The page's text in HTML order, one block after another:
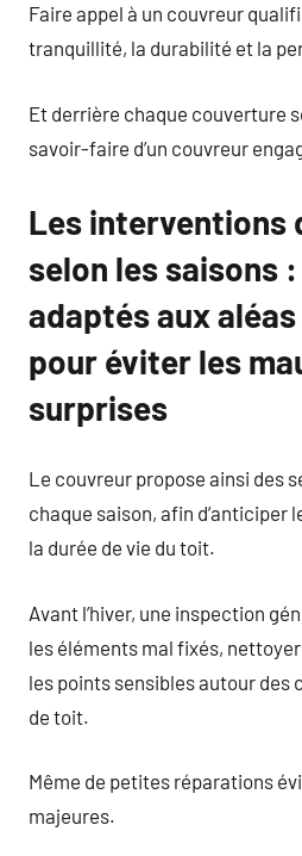
Faire appel à un couvreur
tranquillité, la durabilité et la
Et derrière chaque couverture
savoir-faire d’un couvreur
Les interventions
selon les saisons
adaptés aux
pour éviter les
surprises
Le couvreur propose ainsi des
chaque saison, afin d’anticiper
la durée de vie du toit.
Avant l’hiver, une inspection
les éléments mal fixés,
les points sensibles autour des
de toit.
Même de petites réparations
majeures.